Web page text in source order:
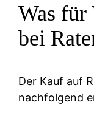
Was für
bei
Der Kauf auf
nachfolgend